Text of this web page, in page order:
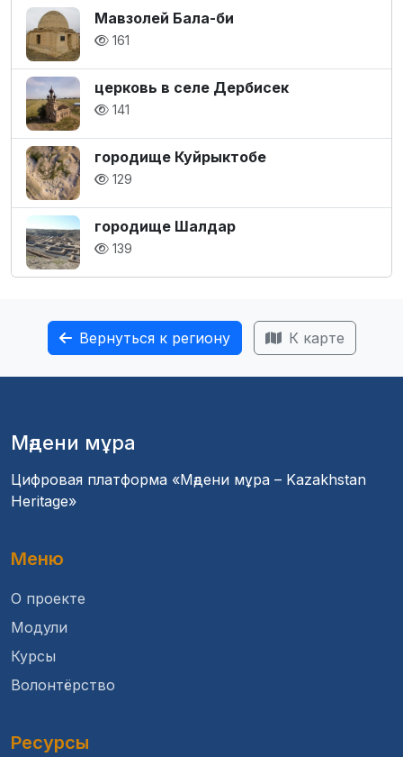
Мавзолей Бала-би
161
церковь в селе Дербисек
141
городище Куйрыктобе
129
городище Шалдар
139
Вернуться к региону К карте
Мәдени мұра
Цифровая платформа «Мәдени мұра – Kazakhstan
Heritage»
Меню
О проекте
Модули
Курсы
Волонтёрство
Ресурсы